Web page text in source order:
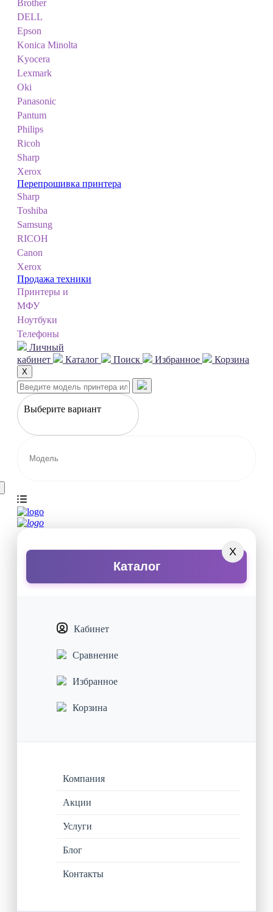
Brother
DELL
Epson
Konica Minolta
Kyocera
Lexmark
Oki
Panasonic
Pantum
Philips
Ricoh
Sharp
Xerox
Перепрошивка принтера
Sharp
Toshiba
Samsung
RICOH
Canon
Xerox
Продажа техники
Принтеры и
МФУ
Ноутбуки
Телефоны
Личный
кабинет
Каталог Поиск Избранное Корзина
X
Выберите вариант
X
Каталог
Кабинет
Сравнение
Избранное
Корзина
Компания
Акции
Услуги
Блог
Контакты